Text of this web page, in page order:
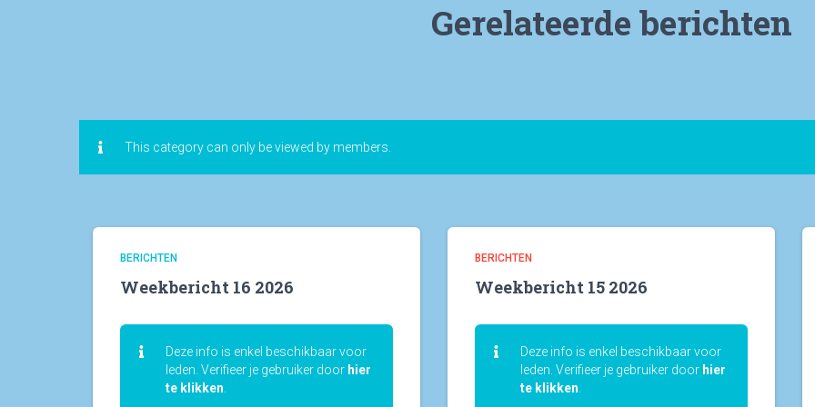
Gerelateerde berichten
This category can only be viewed by members.
BERICHTEN
Weekbericht 16 2026
Deze info is enkel beschikbaar voor
leden. Verifieer je gebruiker door hier
te klikken
BERICHTEN
Weekbericht 15 2026
Deze info is enkel beschikbaar voor
leden. Verifieer je gebruiker door hier
te klikken